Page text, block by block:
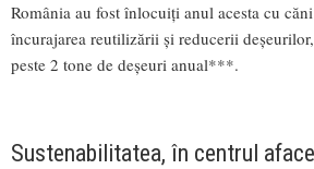
România au fost înlocuiți anul acesta cu
încurajarea reutilizării și reducerii
peste 2 tone de deșeuri anual***.
Sustenabilitatea, în centrul